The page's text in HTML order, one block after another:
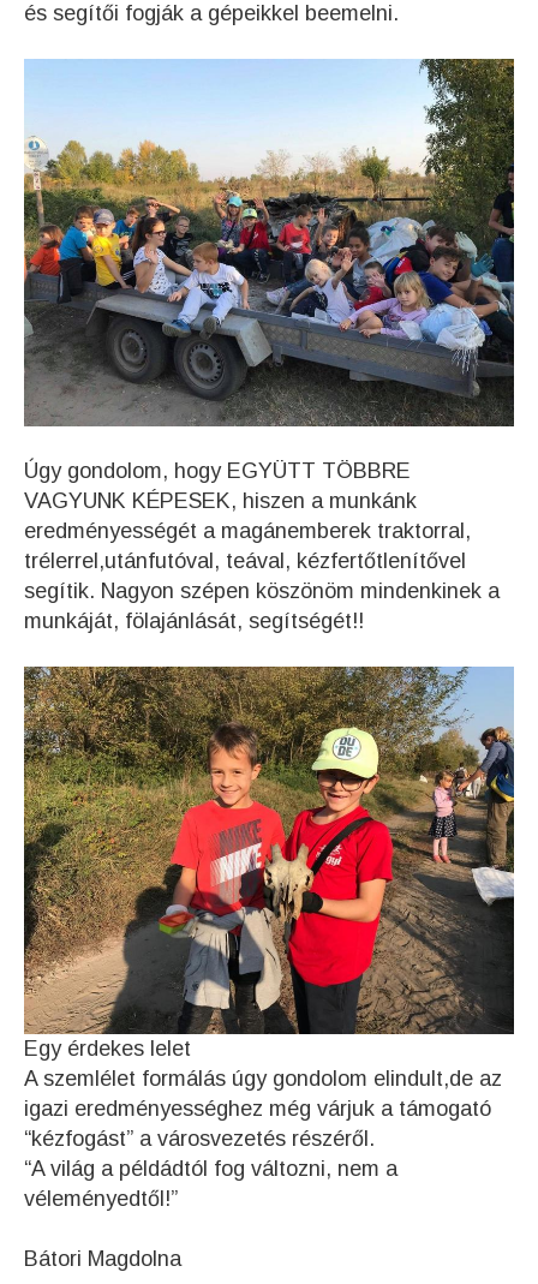
és segítői fogják a gépeikkel beemelni.
Úgy gondolom, hogy EGYÜTT TÖBBRE
VAGYUNK KÉPESEK, hiszen a munkánk
eredményességét a magánemberek traktorral,
trélerrel,utánfutóval, teával, kézfertőtlenítővel
segítik. Nagyon szépen köszönöm mindenkinek a
munkáját, fölajánlását, segítségét!!
Egy érdekes lelet
A szemlélet formálás úgy gondolom elindult,de az
igazi eredményességhez még várjuk a támogató
“kézfogást” a városvezetés részéről.
“A világ a példádtól fog változni, nem a
véleményedtől!”
Bátori Magdolna